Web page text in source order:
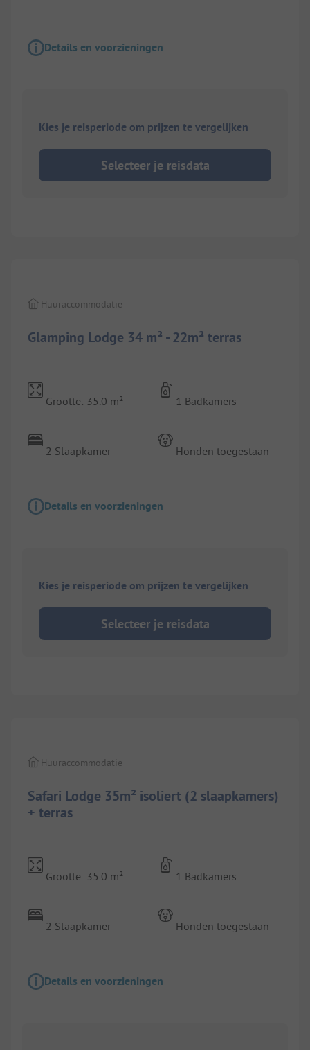
Details en voorzieningen
Kies je reisperiode om prijzen te vergelijken
Selecteer je reisdata
Glamping Lodge 34 m² - 22m² terras
Huuraccommodatie
Grootte: 35.0 m²
2 Slaapkamer
1 Badkamers
Honden toegestaan
Details en voorzieningen
Kies je reisperiode om prijzen te vergelijken
Selecteer je reisdata
Safari Lodge 35m² isoliert (2 slaapkamers)
+ terras
Huuraccommodatie
Grootte: 35.0 m²
2 Slaapkamer
1 Badkamers
Honden toegestaan
Details en voorzieningen